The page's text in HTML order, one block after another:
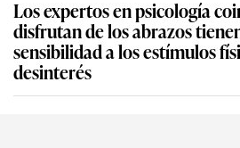
Los expertos en psicología
disfrutan de los abrazos
sensibilidad a los estímulos
desinterés